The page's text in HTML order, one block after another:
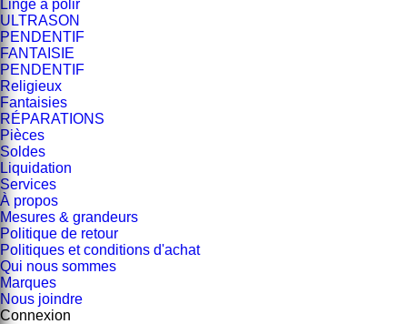
Linge à polir
ULTRASON
PENDENTIF
FANTAISIE
PENDENTIF
Religieux
Fantaisies
RÉPARATIONS
Pièces
Soldes
Liquidation
Services
À propos
Mesures & grandeurs
Politique de retour
Politiques et conditions d'achat
Qui nous sommes
Marques
Nous joindre
Connexion